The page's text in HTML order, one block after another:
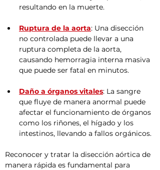
resultando en la muerte.
Ruptura de la aorta: Una disección
no controlada puede llevar a una
ruptura completa de la aorta,
causando hemorragia interna masiva
que puede ser fatal en minutos.
Daño a órganos vitales: La sangre
que fluye de manera anormal puede
afectar el funcionamiento de órganos
como los riñones, el hígado y los
intestinos, llevando a fallos orgánicos.
Reconocer y tratar la disección aórtica de
manera rápida es fundamental para